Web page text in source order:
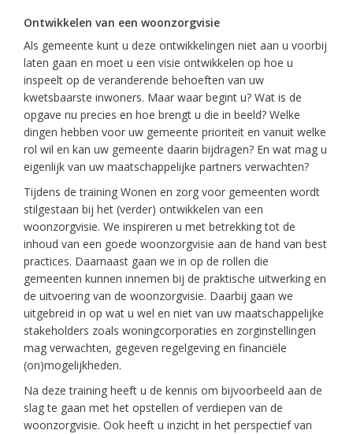
Ontwikkelen van een woonzorgvisie
Als gemeente kunt u deze ontwikkelingen niet aan u voorbij
laten gaan en moet u een visie ontwikkelen op hoe u
inspeelt op de veranderende behoeften van uw
kwetsbaarste inwoners. Maar waar begint u? Wat is de
opgave nu precies en hoe brengt u die in beeld? Welke
dingen hebben voor uw gemeente prioriteit en vanuit welke
rol wil en kan uw gemeente daarin bijdragen? En wat mag u
eigenlijk van uw maatschappelijke partners verwachten?
Tijdens de training Wonen en zorg voor gemeenten wordt
stilgestaan bij het (verder) ontwikkelen van een
woonzorgvisie. We inspireren u met betrekking tot de
inhoud van een goede woonzorgvisie aan de hand van best
practices. Daarnaast gaan we in op de rollen die
gemeenten kunnen innemen bij de praktische uitwerking en
de uitvoering van de woonzorgvisie. Daarbij gaan we
uitgebreid in op wat u wel en niet van uw maatschappelijke
stakeholders zoals woningcorporaties en zorginstellingen
mag verwachten, gegeven regelgeving en financiële
(on)mogelijkheden.
Na deze training heeft u de kennis om bijvoorbeeld aan de
slag te gaan met het opstellen of verdiepen van de
woonzorgvisie. Ook heeft u inzicht in het perspectief van